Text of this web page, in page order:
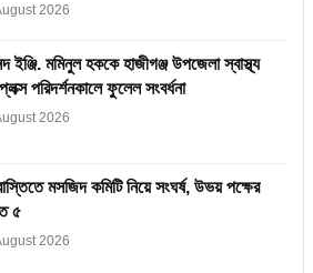
2026
ইঞ্জি. মমিনুল হককে হাজীগঞ্জ উপজেলা স্বাস্থ্য
পরিদর্শনকালে ফুলেল সংবর্ধনা
2026
মসজিদ কমিটি নিয়ে সংঘর্ষ, উভয় পক্ষের
৫
2026